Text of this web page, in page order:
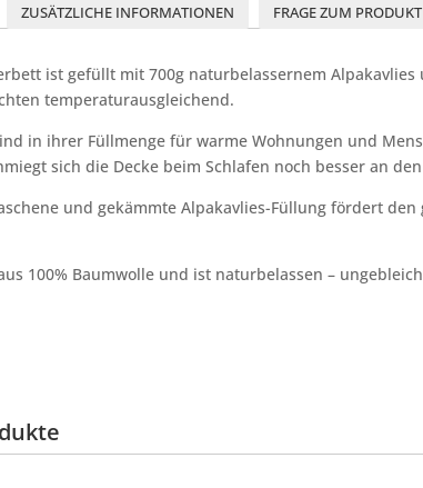
ZUSÄTZLICHE INFORMATIONEN FRAGE ZUM PRODUKT
ist gefüllt mit 700g naturbelassernem
temperaturausgleichend.
in ihrer Füllmenge für warme Wohnungen und
sich die Decke beim Schlafen noch besser an
und gekämmte Alpakavlies-Füllung fördert
100% Baumwolle und ist naturbelassen –